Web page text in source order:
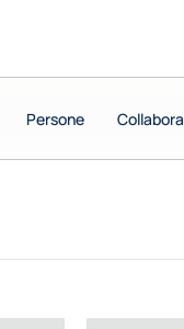
Persone Collabora
Persone Collabora